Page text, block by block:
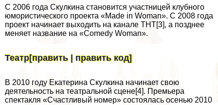
С 2006 года Скулкина становится участницей клубного
юмористического проекта «Made in Woman». С 2008 года
проект начинает выходить на канале ТНТ[3], а позднее
меняет название на «Comedy Woman».
Театр[править | править код]
В 2010 году Екатерина Скулкина начинает свою
деятельность на театральной сцене[4]. Премьера
спектакля «Счастливый номер» состоялась осенью 2010